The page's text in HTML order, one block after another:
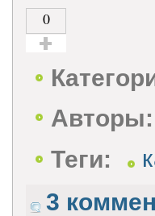
0
Авторы:
Теги:
3